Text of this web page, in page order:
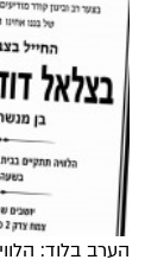
הערב בלוד: